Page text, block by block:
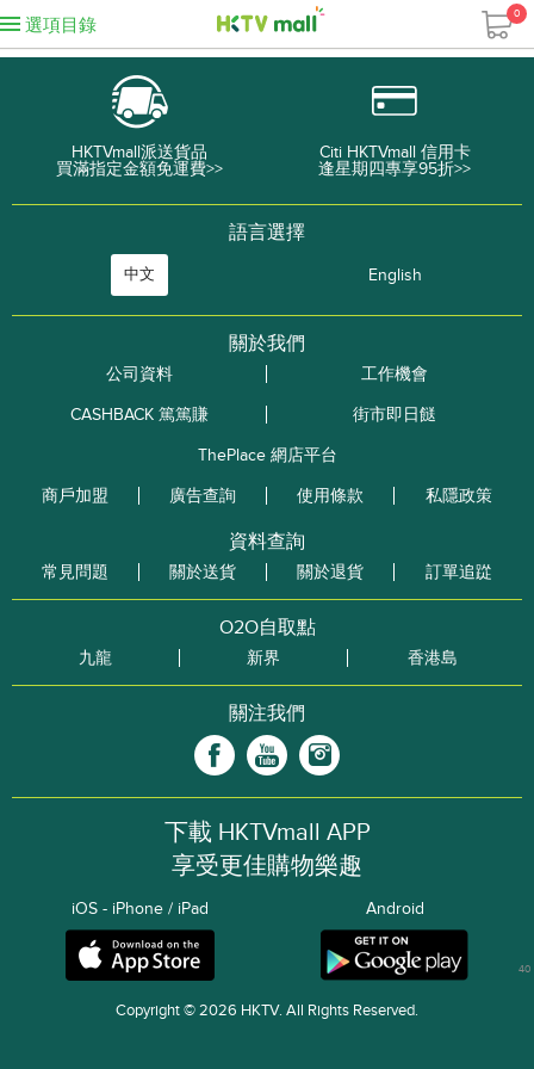
選項目錄
0
HKTVmall派送貨品
買滿指定金額免運費>>
Citi HKTVmall 信用卡
逢星期四專享95折>>
語言選擇
中文 English
關於我們
公司資料
工作機會
CASHBACK 篤篤賺
街市即日餸
ThePlace 網店平台
商戶加盟
廣告查詢 使用條款 私隱政策
資料查詢
常見問題 關於送貨 關於退貨 訂單追踨
O2O自取點
九龍 新界 香港島
關注我們
下載 HKTVmall APP
享受更佳購物樂趣
iOS - iPhone / iPad Android
Copyright © 2026 HKTV. All Rights Reserved.
40